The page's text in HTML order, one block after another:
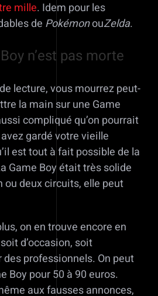
mille. Idem pour les
de PokémonouZelda.
n’est pas morte
lecture, vous mourrez peut-
la main sur une Game
compliqué qu’on pourrait
gardé votre vieille
est tout à fait possible de la
Game Boy était très solide
ou deux circuits, elle peut
on en trouve encore en
d’occasion, soit
professionnels. On peut
Boy pour 50 à 90 euros.
aux fausses annonces,